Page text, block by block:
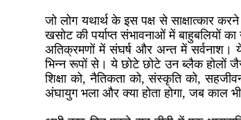
जो लोग यथार्थ के इस पक्ष से साक्षात्कार
खसोट की पर्याप्त संभावनाओं में बाहुबलियों
अतिक्रमणों में संघर्ष और अन्त में सर्वनाश।
भिन्न रूपों से। ये छोटे छोटे उन ब्लैक होलों
शिक्षा को, नैतिकता को, संस्कृति को,
अंघायुग भला और क्या होता होगा, जब काल